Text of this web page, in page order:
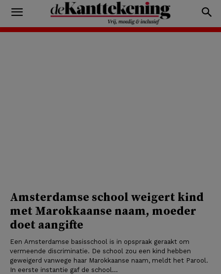
Amsterdamse school weigert kind
met Marokkaanse naam, moeder
doet aangifte
Een Amsterdamse basisschool is in opspraak geraakt om
vermeende discriminatie. De school zou een kind hebben
geweigerd vanwege haar Marokkaanse naam, meldt het Parool.
In eerste instantie gaf de school...